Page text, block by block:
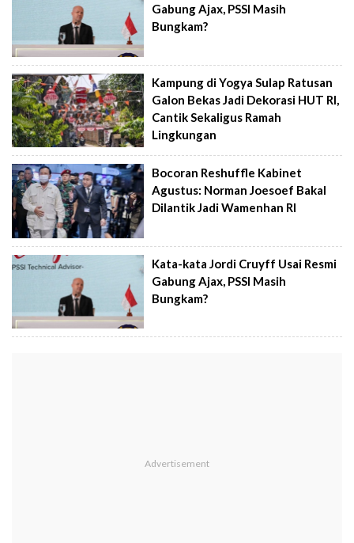
Gabung Ajax, PSSI Masih
Bungkam?
Kampung di Yogya Sulap Ratusan
Galon Bekas Jadi Dekorasi HUT RI,
Cantik Sekaligus Ramah
Lingkungan
Bocoran Reshuffle Kabinet
Agustus: Norman Joesoef Bakal
Dilantik Jadi Wamenhan RI
Kata-kata Jordi Cruyff Usai Resmi
Gabung Ajax, PSSI Masih
Bungkam?